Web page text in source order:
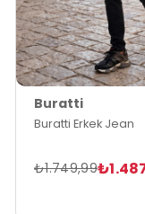
Buratti
Buratti Erkek Jean
₺1.749,99